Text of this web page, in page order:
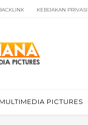
KEBIJAKAN PRIVASI
MULTIMEDIA PICTURES